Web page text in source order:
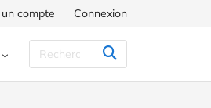
compte Connexion